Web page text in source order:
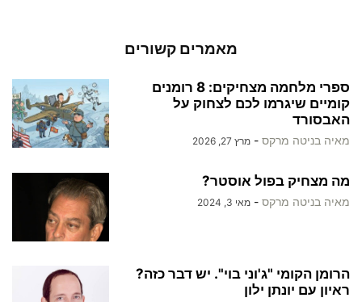
מאמרים קשורים
ספרי מלחמה מצחיקים: 8 רומנים
קומיים שיגרמו לכם לצחוק על
האבסורד
מאיה בניטה מרקס - מרץ 27, 2026
מה מצחיק בפול אוסטר?
מאיה בניטה מרקס - מאי 3, 2024
הרומן הקומי "ג'וני בוי". יש דבר כזה?
ראיון עם יונתן ילון